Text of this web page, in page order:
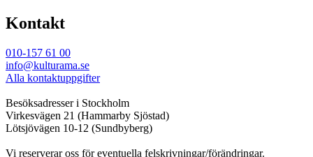
Kontakt
010-157 61 00
info@kulturama.se
Alla kontaktuppgifter
Besöksadresser i Stockholm
Virkesvägen 21 (Hammarby Sjöstad)
Lötsjövägen 10-12 (Sundbyberg)
Vi reserverar oss för eventuella felskrivningar/förändringar.